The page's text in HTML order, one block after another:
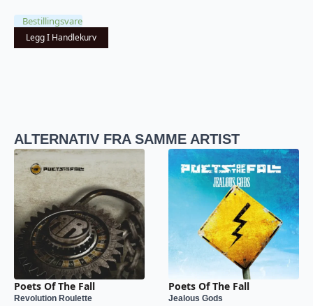
Bestillingsvare
Legg I Handlekurv
ALTERNATIV FRA SAMME ARTIST
Poets Of The Fall
Revolution Roulette
Poets Of The Fall
Jealous Gods